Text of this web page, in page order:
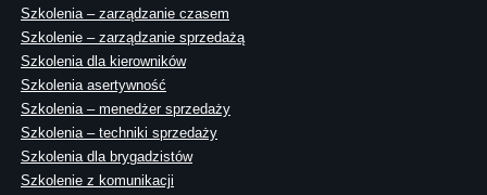
Szkolenia – zarządzanie czasem
Szkolenie – zarządzanie sprzedażą
Szkolenia dla kierowników
Szkolenia asertywność
Szkolenia – menedżer sprzedaży
Szkolenia – techniki sprzedaży
Szkolenia dla brygadzistów
Szkolenie z komunikacji